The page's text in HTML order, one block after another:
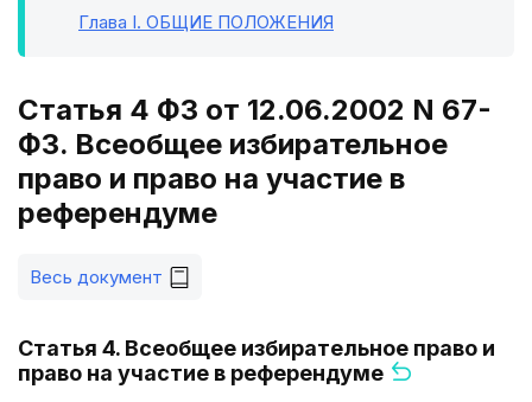
Глава I. ОБЩИЕ ПОЛОЖЕНИЯ
Статья 4 ФЗ от 12.06.2002 N 67-
ФЗ. Всеобщее избирательное
право и право на участие в
референдуме
Весь документ
Статья 4. Всеобщее избирательное право и
право на участие в референдуме